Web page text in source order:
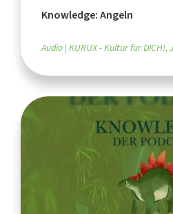
Knowledge: Angeln
Audio KURUX - Kultur für DICH!,